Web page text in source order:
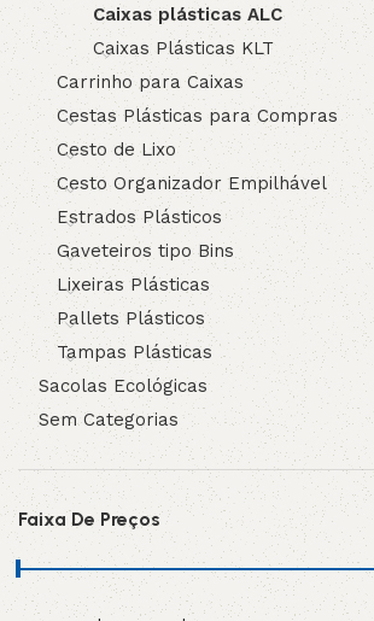
Caixas plásticas ALC
Caixas Plásticas KLT
Carrinho para Caixas
Cestas Plásticas para Compras
Cesto de Lixo
Cesto Organizador Empilhável
Estrados Plásticos
Gaveteiros tipo Bins
Lixeiras Plásticas
Pallets Plásticos
Tampas Plásticas
Sacolas Ecológicas
Sem Categorias
Faixa De Preços